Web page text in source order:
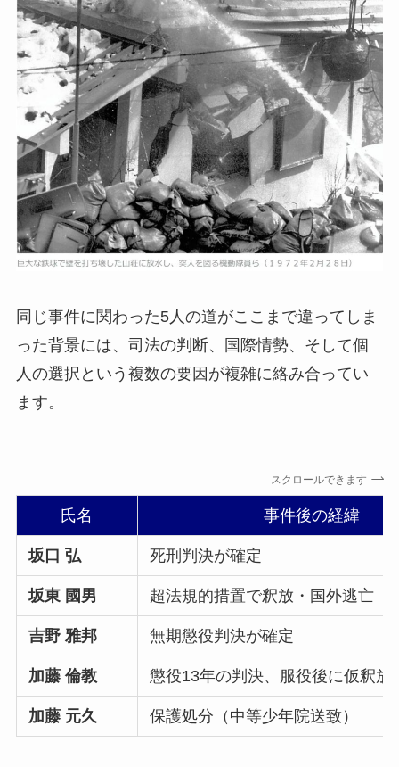
同じ事件に関わった5人の道がここまで違ってしま
った背景には、司法の判断、国際情勢、そして個
人の選択という複数の要因が複雑に絡み合ってい
ます。
スクロールできます
氏名 事件後の経緯
坂口 弘 死刑判決が確定
坂東 國男 超法規的措置で釈放・国外逃亡
吉野 雅邦 無期懲役判決が確定
加藤 倫教 懲役13年の判決、服役後に仮釈放
加藤 元久 保護処分（中等少年院送致）